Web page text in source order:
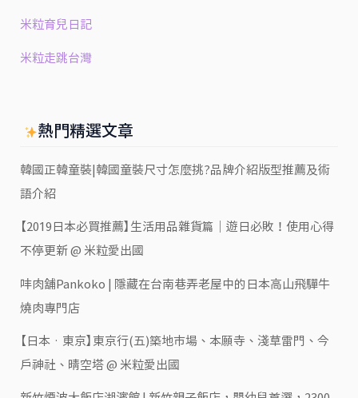
米粒育兒日記
米粒走跳台灣
熱門精選文章
韓國正韓童裝|韓國童裝尺寸怎麼挑?品牌介紹版型推薦及術
語介紹
【2019日本必買推薦】生活用品雜貨篇｜遊日必敗！使用心得
不停更新 @ 米粒愛出國
㕩肉舖Pankoko | 隱藏在台南巷弄老屋中的日本高山飛驒牛
燒肉專門店
【日本‧東京】東京行(五)築地市場、本願寺、淺草雷門、今
戶神社、晴空塔 @ 米粒愛出國